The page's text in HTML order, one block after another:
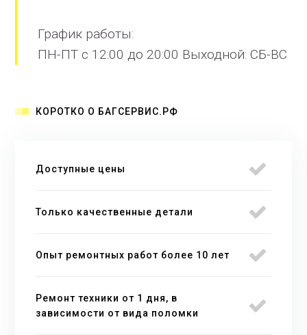
График работы:
ПН-ПТ с 12:00 до 20:00 Выходной: СБ-ВС
КОРОТКО О БАГСЕРВИС.РФ
Доступные цены
Только качественные детали
Опыт ремонтных работ более 10 лет
Ремонт техники от 1 дня, в
зависимости от вида поломки